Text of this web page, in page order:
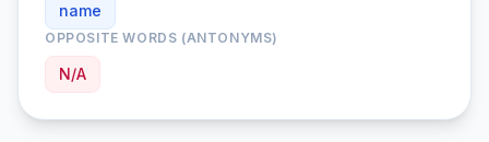
name
OPPOSITE WORDS (ANTONYMS)
N/A